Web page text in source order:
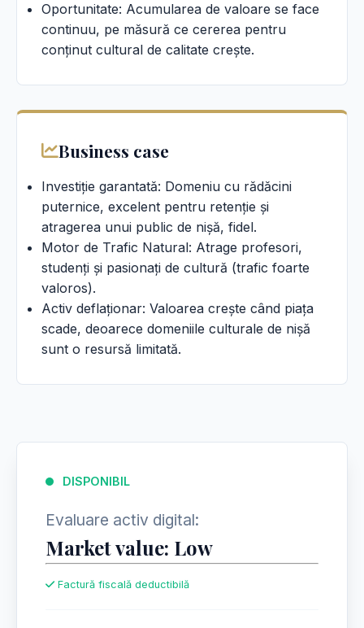
Oportunitate: Acumularea de valoare se face
continuu, pe măsură ce cererea pentru
conținut cultural de calitate crește.
Business case
Investiție garantată: Domeniu cu rădăcini
puternice, excelent pentru retenție și
atragerea unui public de nișă, fidel.
Motor de Trafic Natural: Atrage profesori,
studenți și pasionați de cultură (trafic foarte
valoros).
Activ deflaționar: Valoarea crește când piața
scade, deoarece domeniile culturale de nișă
sunt o resursă limitată.
DISPONIBIL
Evaluare activ digital:
Market value: Low
Factură fiscală deductibilă